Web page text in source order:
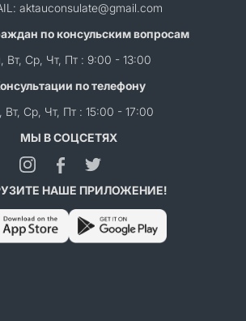
aktauconsulate@gmail.com
по консульским вопросам
Вт, Ср, Чт, Пт : 9:00 - 13:00
по телефону
Вт, Ср, Чт, Пт : 15:00 - 17:00
МЫ В СОЦСЕТЯХ
НАШЕ ПРИЛОЖЕНИЕ!